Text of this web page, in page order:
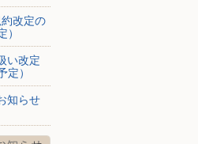
改定の
）
い改定
定）
知らせ